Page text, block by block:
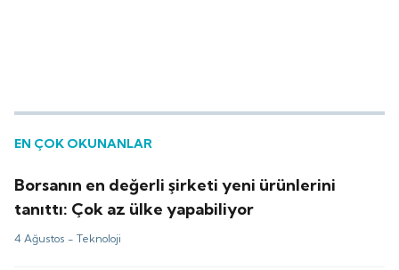
EN ÇOK OKUNANLAR
Borsanın en değerli şirketi yeni ürünlerini
tanıttı: Çok az ülke yapabiliyor
4 Ağustos -Teknoloji